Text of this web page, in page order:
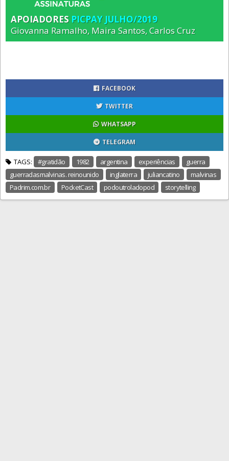
APOIADORES PICPAY JULHO/2019
Giovanna Ramalho, Maira Santos, Carlos Cruz
FACEBOOK
TWITTER
WHATSAPP
TELEGRAM
TAGS: #gratidão 1982 argentina experiências
guerra
guerradasmalvinas. reinounido
inglaterra juliancatino
malvinas
Padrim.com.br
PocketCast podoutroladopod storytelling